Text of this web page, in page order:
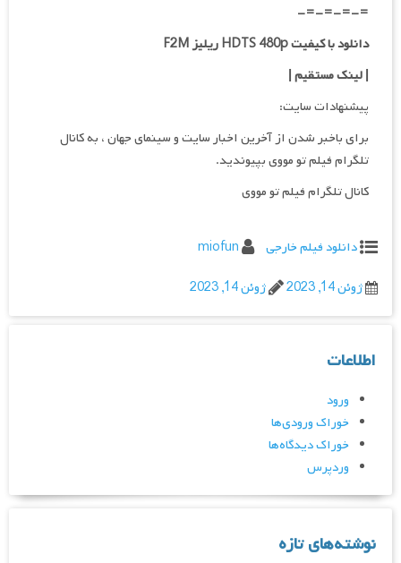
=-=-=-=-
دانلود با کیفیت HDTS 480p ریلیز F2M
| لینک مستقیم|
پیشنهادات سایت:
برای باخبر شدن از آخرین اخبار سایت و سینمای جهان ، به کانال
تلگرام فیلم تو مووی بپیوندید.
کانال تلگرام فیلم تو مووی
دانلود فیلم خارجی
miofun
ژوئن 14, 2023
ژوئن 14, 2023
اطلاعات
ورود
خوراک ورودی‌ها
خوراک دیدگاه‌ها
وردپرس
نوشته‌های تازه